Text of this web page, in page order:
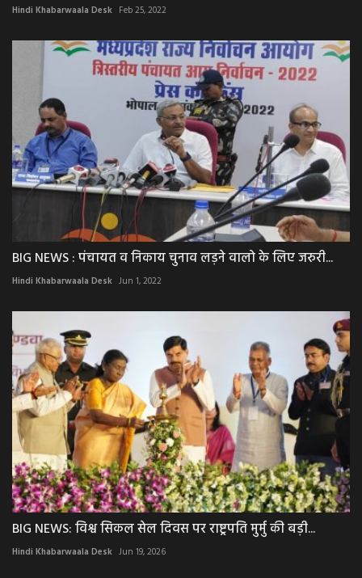
Hindi Khabarwaala Desk Feb 25, 2022
BIG NEWS : पंचायत व निकाय चुनाव लड़ने वालो के लिए जरुरी...
Hindi Khabarwaala Desk Jun 1, 2022
BIG NEWS: विश्व सिकल सेल दिवस पर राष्ट्रपति मुर्मु की बड़ी...
Hindi Khabarwaala Desk Jun 19, 2026